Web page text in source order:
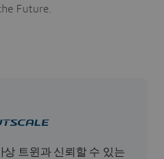
Future.
상 트윈과 신뢰할 수 있는